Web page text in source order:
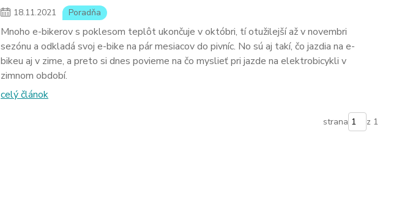
18.11.2021 Poradňa
Mnoho e-bikerov s poklesom teplôt ukončuje v októbri, tí otužilejší až v novembri
sezónu a odkladá svoj e-bike na pár mesiacov do pivníc. No sú aj takí, čo jazdia na e-
bikeu aj v zime, a preto si dnes povieme na čo myslieť pri jazde na elektrobicykli v
zimnom období.
celý článok
strana z 1